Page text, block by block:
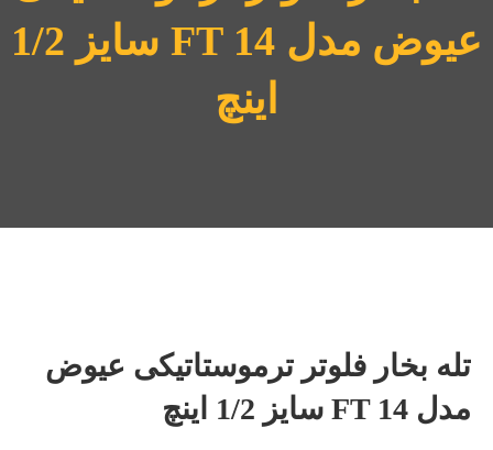
عیوض مدل FT 14 سایز 1/2
اینچ
تله بخار فلوتر ترموستاتیکی عیوض
مدل FT 14 سایز 1/2 اینچ